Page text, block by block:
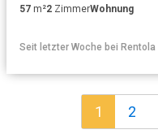
57 m²2 ZimmerWohnung
Seit letzter Woche bei Rentola
1 2